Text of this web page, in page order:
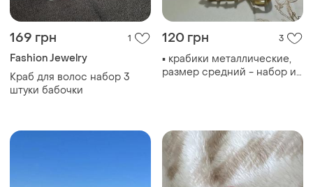
169 грн 1
Fashion Jewelry
Краб для волос набор 3
штуки бабочки
120 грн 3
▪️ крабики металлические,
размер средний - набор из